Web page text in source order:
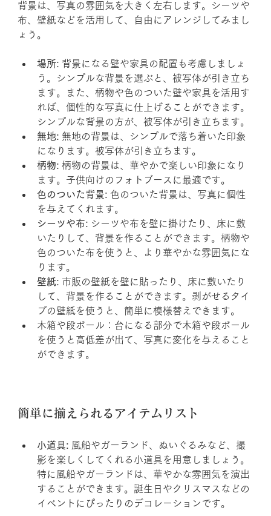
背景は、写真の雰囲気を大きく左右します。シーツや
布、壁紙などを活用して、自由にアレンジしてみまし
ょう。
場所: 背景になる壁や家具の配置も考慮しましょ
う。シンプルな背景を選ぶと、被写体が引き立ち
ます。また、柄物や色のついた壁や家具を活用す
れば、個性的な写真に仕上げることができます。
シンプルな背景の方が、被写体が引き立ちます。
無地: 無地の背景は、シンプルで落ち着いた印象
になります。被写体が引き立ちます。
柄物: 柄物の背景は、華やかで楽しい印象になり
ます。子供向けのフォトブースに最適です。
色のついた背景: 色のついた背景は、写真に個性
を与えてくれます。
シーツや布: シーツや布を壁に掛けたり、床に敷
いたりして、背景を作ることができます。柄物や
色のついた布を使うと、より華やかな雰囲気にな
ります。
壁紙: 市販の壁紙を壁に貼ったり、床に敷いたり
して、背景を作ることができます。剥がせるタイ
プの壁紙を使うと、簡単に模様替えできます。
木箱や段ボール：台になる部分で木箱や段ボール
を使うと高低差が出て、写真に変化を与えること
ができます。
簡単に揃えられるアイテムリスト
小道具: 風船やガーランド、ぬいぐるみなど、撮
影を楽しくしてくれる小道具を用意しましょう。
特に風船やガーランドは、華やかな雰囲気を演出
することができます。誕生日やクリスマスなどの
イベントにぴったりのデコレーションです。